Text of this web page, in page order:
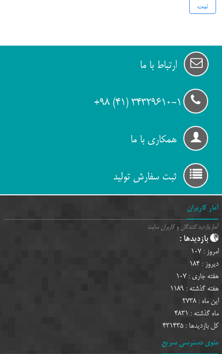
ارتباط با ما
34329610-1 (۴۱) ۹۸+
همکاری با ما
ثبت سفارش تولید
آمار کاربران
آمار بازدید کنندگان و کاربران سایت
بازدیدها :
امروز :
107
دیروز :
184
هفته جاری : 107
هفته گذشته :
1189
این ماه :
2738
ماه گذشته :
4831
کل بازدیدها :
431435
منوی دسترسی سریع